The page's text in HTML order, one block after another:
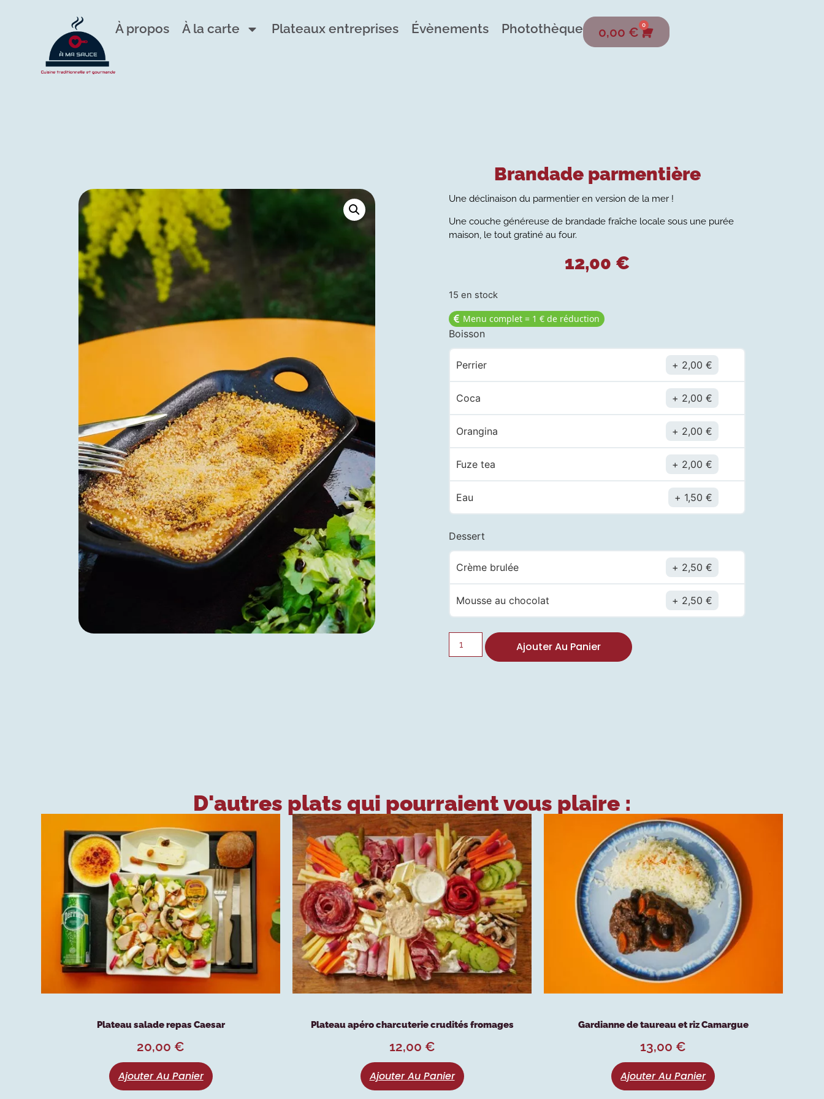
À propos À la carte Plateaux entreprises Évènements Photothèque 0,00 € 0
Brandade parmentière
Une déclinaison du parmentier en version de la mer !
Une couche généreuse de brandade fraîche locale sous une purée
maison, le tout gratiné au four.
12,00 €
15 en stock
Menu complet = 1 € de réduction
Boisson
Perrier 2,00€
Coca 2,00€
Orangina 2,00€
Fuze tea 2,00€
Eau 1,50€
Dessert
Crème brulée 2,50€
Mousse au chocolat 2,50€
Ajouter Au Panier
D'autres plats qui pourraient vous plaire :
Plateau salade repas Caesar
20,00 €
Ajouter Au Panier
Plateau apéro charcuterie crudités fromages
12,00 €
Ajouter Au Panier
Gardianne de taureau et riz Camargue
13,00 €
Ajouter Au Panier